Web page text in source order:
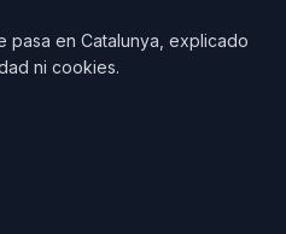
pasa en Catalunya, explicado
ni cookies.